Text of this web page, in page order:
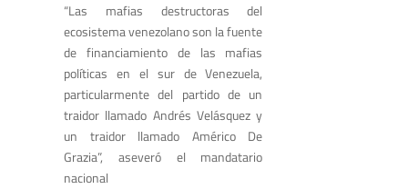
“Las mafias destructoras del
ecosistema venezolano son la fuente
de financiamiento de las mafias
políticas en el sur de Venezuela,
particularmente del partido de un
traidor llamado Andrés Velásquez y
un traidor llamado Américo De
Grazia”, aseveró el mandatario
nacional